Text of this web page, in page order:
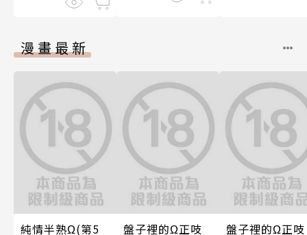
漫畫最新
純情半熟Ω(第5
盤子裡的Ω正吱
盤子裡的Ω正吱